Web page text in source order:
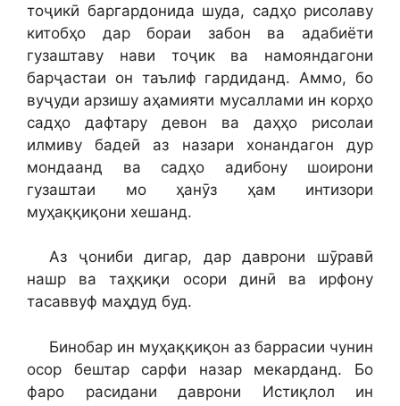
тоҷикӣ баргардонида шуда, садҳо рисолаву
китобҳо дар бораи забон ва адабиёти
гузаштаву нави тоҷик ва намояндагони
барҷастаи он таълиф гардиданд. Аммо, бо
вуҷуди арзишу аҳамияти мусаллами ин корҳо
садҳо дафтару девон ва даҳҳо рисолаи
илмиву бадеӣ аз назари хонандагон дур
мондаанд ва садҳо адибону шоирони
гузаштаи мо ҳанӯз ҳам интизори
муҳаққиқони хешанд.
Аз ҷониби дигар, дар даврони шӯравӣ
нашр ва таҳқиқи осори динӣ ва ирфону
тасаввуф маҳдуд буд.
Бинобар ин муҳаққиқон аз баррасии чунин
осор бештар сарфи назар мекарданд. Бо
фаро расидани даврони Истиқлол ин